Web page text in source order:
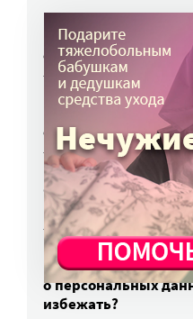
Родных, которые
из проблемной
с полицией
7 авг, 17:06
Родителей детей-
опрос о
7 авг, 15:34
«Энхерту» от рака
в перечень
7 авг, 15:15
НКО часто рискуют
о персональных
избежать?